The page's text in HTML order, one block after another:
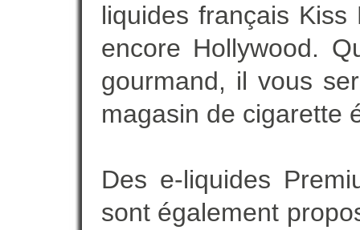
liquides français
encore Hollywood.
gourmand, il vous
magasin de cigarette
Des e-liquides
sont également